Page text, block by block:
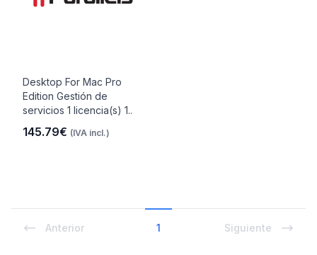
Desktop For Mac Pro
Edition Gestión de
servicios 1 licencia(s) 1..
145.79€ (IVA incl.)
Anterior 1 Siguiente